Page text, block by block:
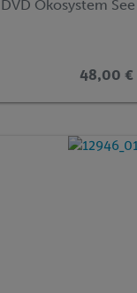
DVD Ökosystem See
48,00 €